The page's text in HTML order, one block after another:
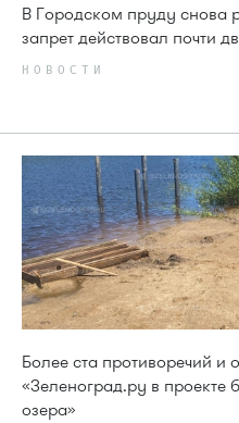
В Городском пруду снова
запрет действовал почти
НОВОСТИ
Более ста противоречий
«Зеленоград.ру в проекте
озера»